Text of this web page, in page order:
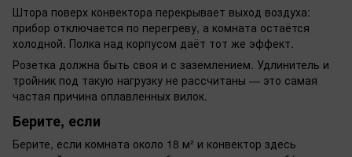
Штора поверх конвектора перекрывает выход воздуха:
прибор отключается по перегреву, а комната остаётся
холодной. Полка над корпусом даёт тот же эффект.
Розетка должна быть своя и с заземлением. Удлинитель и
тройник под такую нагрузку не рассчитаны — это самая
частая причина оплавленных вилок.
Берите, если
Берите, если комната около 18 м² и конвектор здесь